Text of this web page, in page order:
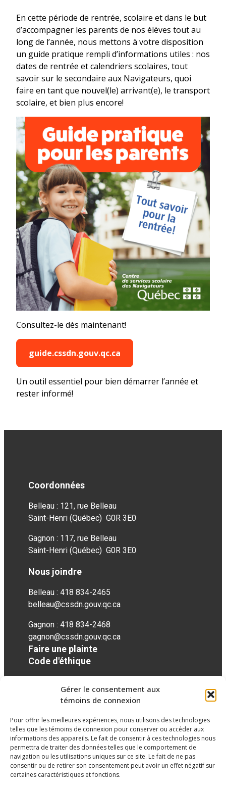
Gérer le consentement aux
témoins de connexion
Pour offrir les meilleures expériences, nous utilisons des technologies
telles que les témoins de connexion pour conserver ou accéder aux
informations des appareils. Le fait de consentir à ces technologies nous
permettra de traiter des données telles que le comportement de
navigation ou les utilisations uniques sur ce site. Le fait de ne pas
consentir ou de retirer son consentement peut avoir un effet négatif sur
certaines caractéristiques et fonctions.
En cette période de rentrée, scolaire et dans le but
d’accompagner les parents de nos élèves tout au
long de l’année, nous mettons à votre disposition
un guide pratique rempli d’informations utiles : nos
dates de rentrée et calendriers scolaires, tout
savoir sur le secondaire aux Navigateurs, quoi
faire en tant que nouvel(le) arrivant(e), le transport
scolaire, et bien plus encore!
Consultez-le dès maintenant!
guide.cssdn.gouv.qc.ca
Un outil essentiel pour bien démarrer l’année et
rester informé!
Coordonnées
Belleau : 121, rue Belleau
Saint-Henri (Québec) G0R 3E0
Gagnon : 117, rue Belleau
Saint-Henri (Québec) G0R 3E0
Nous joindre
Belleau : 418 834-2465
belleau@cssdn.gouv.qc.ca
Gagnon : 418 834-2468
gagnon@cssdn.gouv.qc.ca
Faire une plainte
Code d'éthique
Réseaux sociaux
facebook